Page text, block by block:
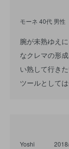
モーネ 40代 男性
腕が未熟ゆえ
なクレマの形
い熟して行き
ツールとして
Yoshi